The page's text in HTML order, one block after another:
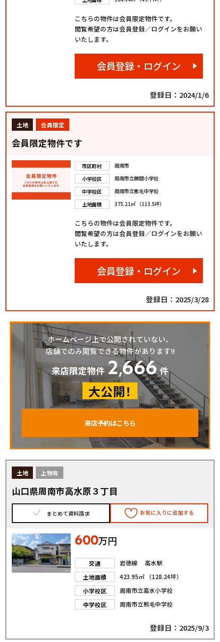
こちらの物件は会員限定物件です。
閲覧希望の方は会員登録／ログインをお願い
いたします。
会員登録・ログイン
登録日：2024/1/6
土地 会員限定
会員限定物件です
市区町村
周南市
小学校区
周南市立勝間小学校
中学校区
周南市立熊毛中学校
土地面積
375.21㎡ （113.5坪）
こちらの物件は会員限定物件です。
閲覧希望の方は会員登録／ログインをお願い
いたします。
会員登録・ログイン
登録日：2025/3/28
ホームページ上で公開されていない、
店舗でのみ閲覧できる物件があります!!
来店限定物件 2,666 件
大公開！
来店予約はこちら
土地 上物有
山口県周南市高水原３丁目
まとめて資料請求 お気に入りに追加する
600万円
交通
岩徳線 高水駅
土地面積
423.95㎡ （128.24坪）
小学校区
周南市立高水小学校
中学校区
周南市立熊毛中学校
登録日：2025/9/3